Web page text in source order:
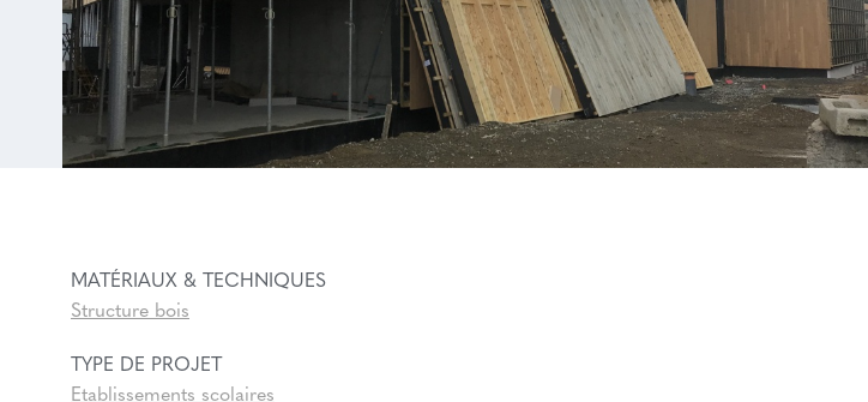
MATÉRIAUX & TECHNIQUES
Structure bois
TYPE DE PROJET
Etablissements scolaires